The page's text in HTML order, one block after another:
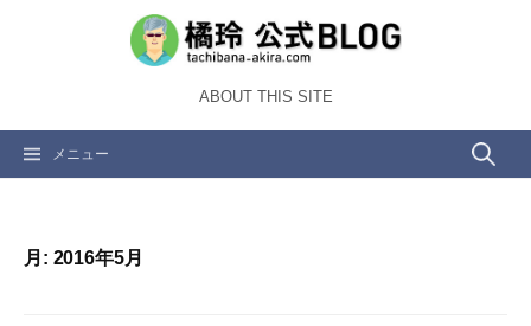
ツ
ABOUT THIS SITE
メニュー 検
月: 2016年5月